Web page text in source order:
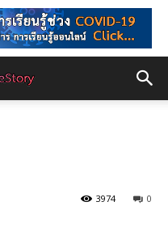
0
3974